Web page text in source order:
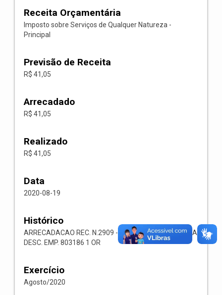
Receita Orçamentária
Imposto sobre Serviços de Qualquer Natureza -
Principal
Previsão de Receita
R$ 41,05
Arrecadado
R$ 41,05
Realizado
R$ 41,05
Data
2020-08-19
Histórico
ARRECADACAO REC. N.2909 -- 1118.02.3.1.00-RECEITA
DESC. EMP. 803186 1 OR
Exercício
Agosto/2020